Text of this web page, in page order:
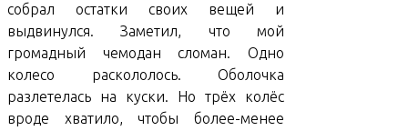
собрал остатки своих вещей и
выдвинулся. Заметил, что мой
громадный чемодан сломан. Одно
колесо раскололось. Оболочка
разлетелась на куски. Но трёх колёс
вроде хватило, чтобы более-менее